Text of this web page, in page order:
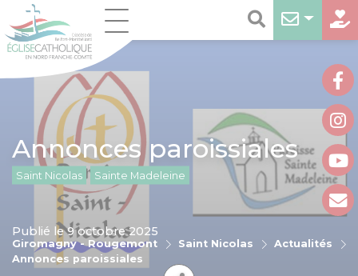
Annonces paroissiales
Saint Nicolas Sainte Madeleine
Giromagny - Rougemont Saint Nicolas
Actualités
Annonces paroissiales
Publié le 9 octobre 2025